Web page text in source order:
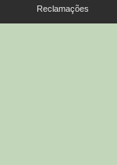
Reclamações